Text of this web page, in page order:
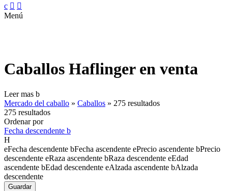
c  
Menú
Caballos Haflinger en venta
Leer mas b
Mercado del caballo » Caballos » 275 resultados
275 resultados
Ordenar por
Fecha descendente b
H
eFecha descendente bFecha ascendente ePrecio ascendente bPrecio
descendente eRaza ascendente bRaza descendente eEdad
ascendente bEdad descendente eAlzada ascendente bAlzada
descendente
Guardar